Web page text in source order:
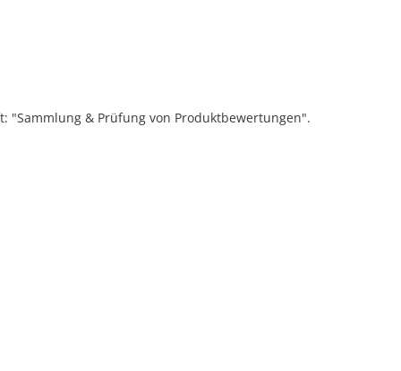
& Prüfung von Produktbewertungen".